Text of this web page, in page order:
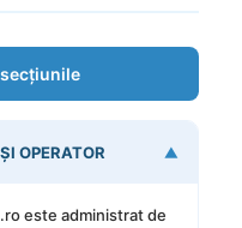
OPERATOR ▼
este administrat de